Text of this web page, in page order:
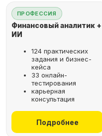
ПРОФЕССИЯ
Финансовый аналитик +
ИИ
124 практических
задания и бизнес-
кейса
33 онлайн-
тестирования
карьерная
консультация
Подробнее